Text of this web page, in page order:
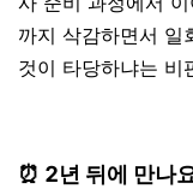
까지 삭감하면서 일
것이 타당하냐는 비
⏰ 2년 뒤에 만나